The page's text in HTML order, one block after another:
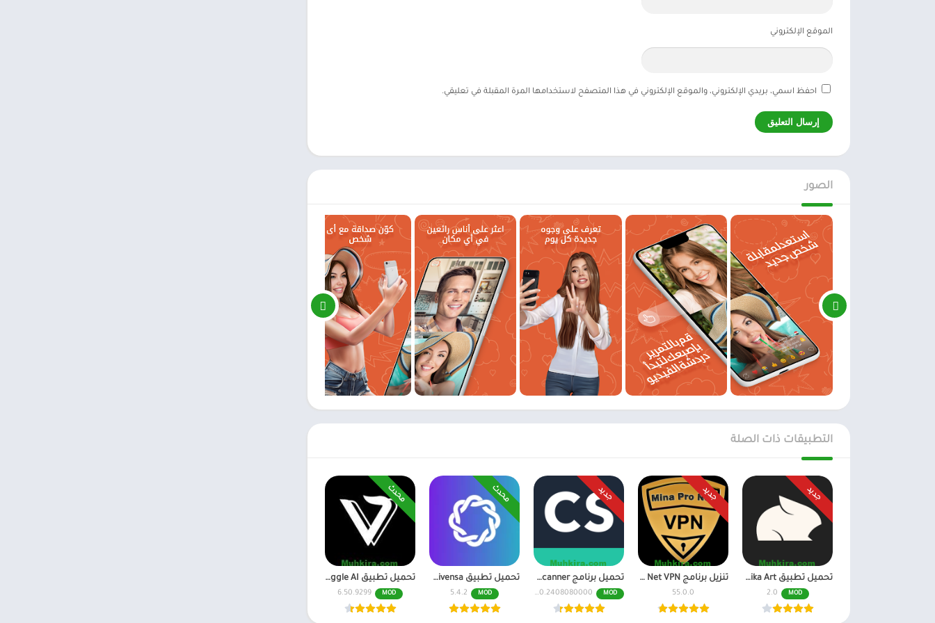
الموقع الإلكتروني
احفظ اسمي، بريدي الإلكتروني، والموقع الإلكتروني في هذا المتصفح لاستخدامها المرة المقبلة في تعليقي.
الصور
التطبيقات ذات الصلة
جديد
تحميل تطبيق Pika Art مهكر للاندرويد احدث اصدار
MOD
2.0
جديد
تنزيل برنامج Mina Pro Net VPN مهكر للاندرويد و للايفون
55.0.0
جديد
تحميل برنامج CamScanner مهكر اخر اصدار النسخة المدفوعة
MOD
6.70.0.2408080000
محدث
تحميل تطبيق Livensa مهكر للاندرويد احدث اصدار
MOD
5.4.2
محدث
تحميل تطبيق Viggle AI مهكر للاندرويد احدث اصدار
MOD
6.50.9299